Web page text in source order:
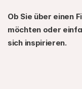
Ob Sie über einen
möchten oder
sich inspirieren.